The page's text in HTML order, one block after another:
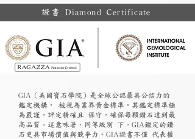
證書 Diamond Certificate
GIA（美國寶石學院）是全球公認最具公信力的
鑑定機構， 被視為業界黃金標準。其鑑定標準極
為嚴謹，評定精確且 保守，確保每顆鑽石達到最
高品質。這意味著，同等級別 下，GIA鑑定的鑽
石更具市場價值與競爭力。GIA證書不僅 代表權